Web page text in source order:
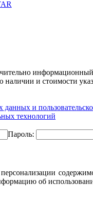
и стоимости
и
технологий
Пароль:
об